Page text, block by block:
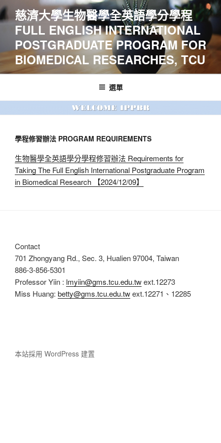
跳
至
內
慈濟大學生物醫學全英語學分學程
FULL ENGLISH INTERNATIONAL
POSTGRADUATE PROGRAM FOR
BIOMEDICAL RESEARCHES, TCU
選單
學程修習辦法 PROGRAM REQUIREMENTS
生物醫學全英語學分學程修習辦法 Requirements for
Taking The Full English International Postgraduate Program
in Biomedical Research 【2024/12/09】
Contact
701 Zhongyang Rd., Sec. 3, Hualien 97004, Taiwan
886-3-856-5301
Professor Yiin : lmyiin@gms.tcu.edu.twext.12273
Miss Huang: betty@gms.tcu.edu.twext.12271、12285
本站採用 WordPress 建置